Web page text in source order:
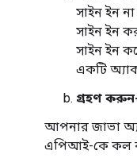
সাইন ইন
সাইন ইন
সাইন ইন
একটি
গ্রহণ
আপনার জাভা
এপিআই-কে কল